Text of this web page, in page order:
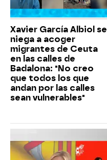
Xavier García Albiol se
niega a acoger
migrantes de Ceuta
en las calles de
Badalona: "No creo
que todos los que
andan por las calles
sean vulnerables"